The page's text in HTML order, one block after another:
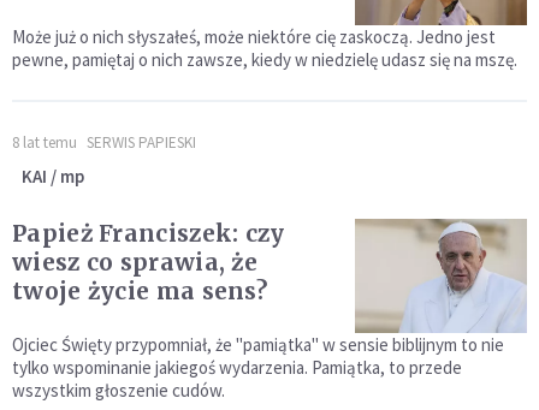
Może już o nich słyszałeś, może niektóre cię zaskoczą. Jedno jest
pewne, pamiętaj o nich zawsze, kiedy w niedzielę udasz się na mszę.
8 lat temu SERWIS PAPIESKI
KAI / mp
Papież Franciszek: czy
wiesz co sprawia, że
twoje życie ma sens?
Ojciec Święty przypomniał, że "pamiątka" w sensie biblijnym to nie
tylko wspominanie jakiegoś wydarzenia. Pamiątka, to przede
wszystkim głoszenie cudów.